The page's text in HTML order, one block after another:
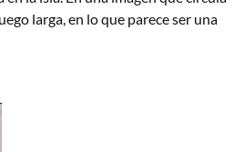
larga, en lo que parece ser una